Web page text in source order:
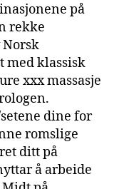
på
rekke
med klassisk
xxx massasje
dine for
romslige
ditt på
å arbeide